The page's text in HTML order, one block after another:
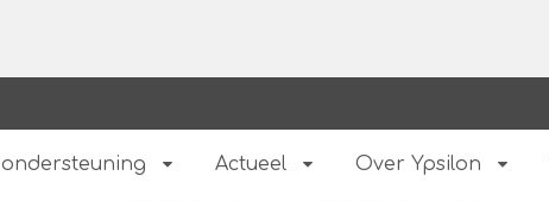
Actueel Over Ypsilon